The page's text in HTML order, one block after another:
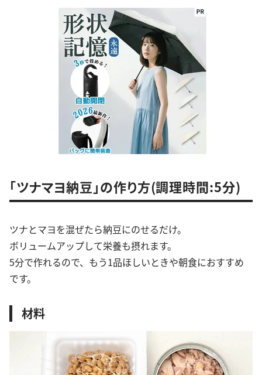
「ツナマヨ納豆」の作り方(調理時間:5分)
ツナとマヨを混ぜたら納豆にのせるだけ。
ボリュームアップして栄養も摂れます。
5分で作れるので、もう1品ほしいときや朝食におすすめ
です。
材料